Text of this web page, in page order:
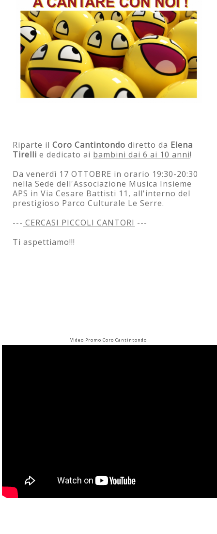
Riparte ilCoro Cantintondo diretto da Elena
Tirelli e dedicato ai bambini dai 6 ai 10 anni!
Da venerdì 17 OTTOBRE in orario 19:30-20:30
nella Sede dell'Associazione Musica Insieme
APS in Via Cesare Battisti 11, all'interno del
prestigioso Parco Culturale Le Serre.
--- CERCASI PICCOLI CANTORI ---
Ti aspettiamo!!!
Video Promo Coro Cantintondo